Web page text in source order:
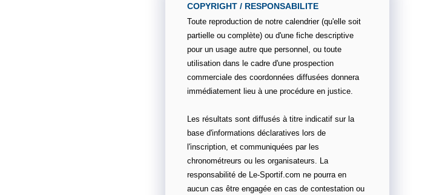
COPYRIGHT / RESPONSABILITE
Toute reproduction de notre calendrier (qu'elle soit
partielle ou complète) ou d'une fiche descriptive
pour un usage autre que personnel, ou toute
utilisation dans le cadre d'une prospection
commerciale des coordonnées diffusées donnera
immédiatement lieu à une procédure en justice.
Les résultats sont diffusés à titre indicatif sur la
base d'informations déclaratives lors de
l'inscription, et communiquées par les
chronométreurs ou les organisateurs. La
responsabilité de Le-Sportif.com ne pourra en
aucun cas être engagée en cas de contestation ou